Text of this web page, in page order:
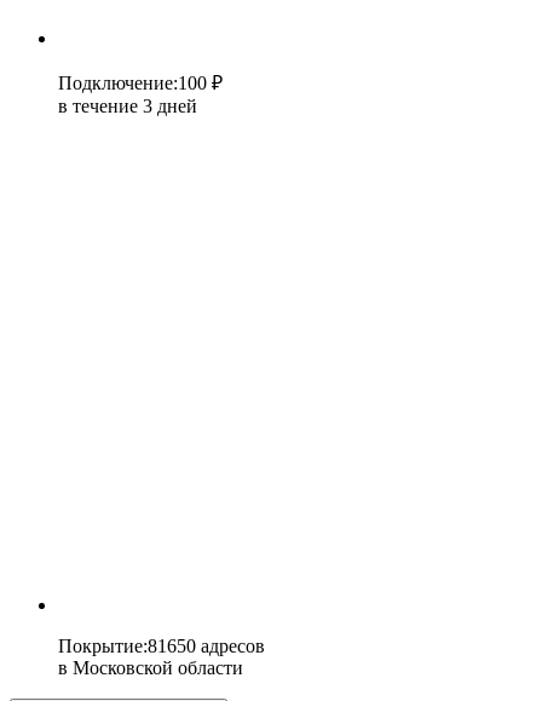
Подключение:100 ₽
в течение 3 дней
Покрытие:81650 адресов
в Московской области